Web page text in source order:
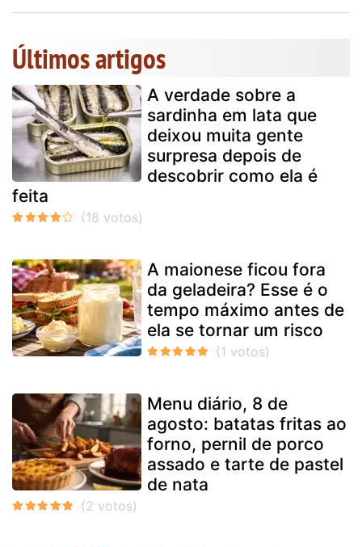
Últimos artigos
A verdade sobre a
sardinha em lata que
deixou muita gente
surpresa depois de
descobrir como ela é
feita
A maionese ficou fora
da geladeira? Esse é o
tempo máximo antes de
ela se tornar um risco
Menu diário, 8 de
agosto: batatas fritas ao
forno, pernil de porco
assado e tarte de pastel
de nata